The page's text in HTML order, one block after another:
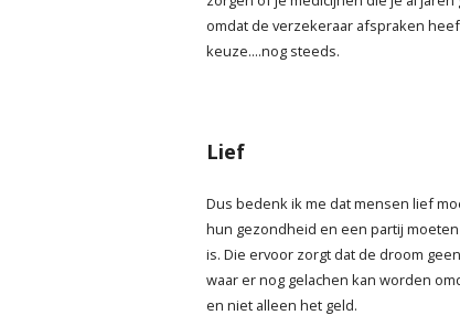
omdat de verzekeraar afspraken
keuze....nog steeds.
Lief
Dus bedenk ik me dat mensen lief
hun gezondheid en een partij
is. Die ervoor zorgt dat de droom
waar er nog gelachen kan worden
en niet alleen het geld.